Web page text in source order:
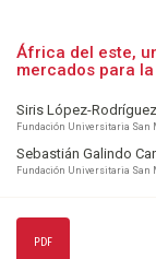
África del este,
mercados para
Siris López-Rodríguez
Fundación Universitaria San
Sebastián Galindo
Fundación Universitaria San
PDF